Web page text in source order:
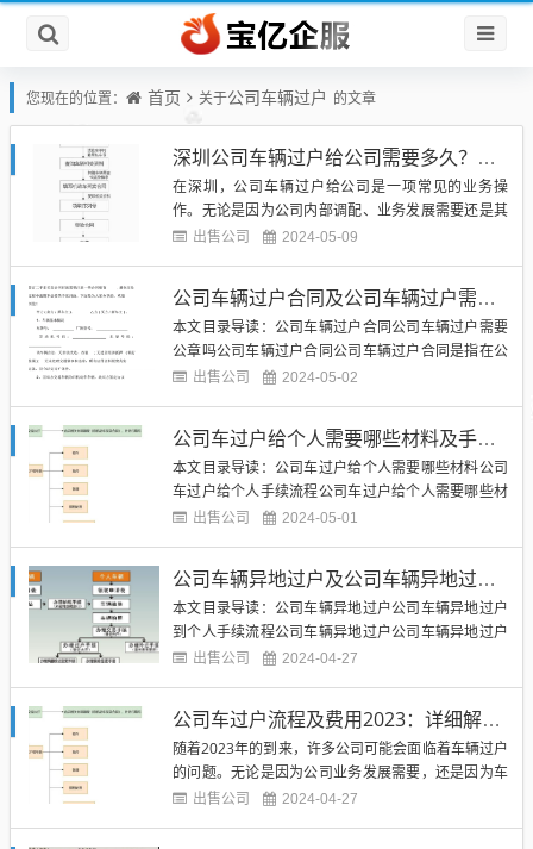
您现在的位置： 首页 关于公司车辆过户 的文章
深圳公司车辆过户给公司需要多久？详细流程解析
在深圳，公司车辆过户给公司是一项常见的业务操
作。无论是因为公司内部调配、业务发展需要还是其
他原因，车辆过户都是必不可少的程序。许多人对于
及需要多长时间才能完成。（图片来源网络，侵删）
深圳公司车辆过户给公司的流...
出售公司 2024-05-09
公司车辆过户合同及公司车辆过户需要公章吗
本文目录导读：公司车辆过户合同公司车辆过户需要
公章吗公司车辆过户合同公司车辆过户合同是指在公
司内部进行车辆转让或过户时所签订的一种法律文
同，可以规范双方的权利和义务，避免日后发生纠
纷。（图片来源网络，侵删）在...
出售公司 2024-05-02
公司车过户给个人需要哪些材料及手续流程
本文目录导读：公司车过户给个人需要哪些材料公司
车过户给个人手续流程公司车过户给个人需要哪些材
料公司车辆过户给个人是一项常见的操作，但是需要
删）1. 公司车辆的原车主身份证明：包括身份证、驾
驶证等相关证件。2....
出售公司 2024-05-01
公司车辆异地过户及公司车辆异地过户到个人手续流程
本文目录导读：公司车辆异地过户公司车辆异地过户
到个人手续流程公司车辆异地过户公司车辆异地过户
是指公司名下的车辆需要在不同地区进行所有权转移
有效性。以下是公司车辆异地过户的一般流程：（图
片来源网络，侵删）1....
出售公司 2024-04-27
公司车过户流程及费用2023：详细解读公司车过户的流程及费用变化
随着2023年的到来，许多公司可能会面临着车辆过户
的问题。无论是因为公司业务发展需要，还是因为车
辆使用年限到期，都可能导致公司需要进行车辆过
出售公司 2024-04-27